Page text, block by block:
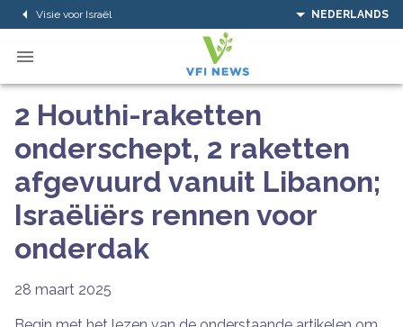
Visie voor Israël NEDERLANDS
2 Houthi-raketten
onderschept, 2 raketten
afgevuurd vanuit Libanon;
Israëliërs rennen voor
onderdak
28 maart 2025